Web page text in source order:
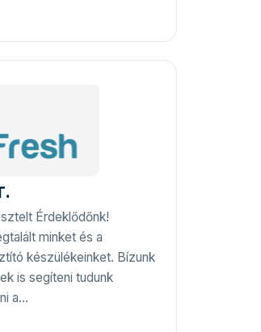
Érdeklődőnk!
minket és a
készülékeinket. Bízunk
is segíteni tudunk
a…